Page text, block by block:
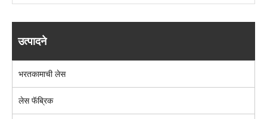
उत्पादने
भरतकामाची लेस
लेस फॅब्रिक